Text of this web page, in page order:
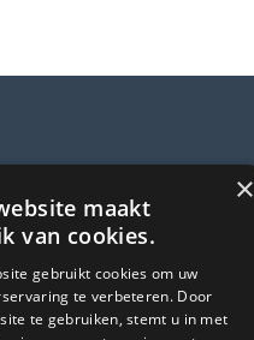
LOCATIE
8431 WE Oosterwolde
×
maakt
van cookies.
gebruikt cookies om uw
te verbeteren. Door
te gebruiken, stemt u in met